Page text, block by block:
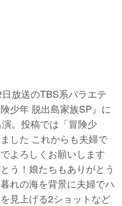
放送のTBS系バラエテ
少年 脱出島家族SP』に
。投稿では「冒険少
した これからも夫婦で
よろしくお願いします
う！娘たちもありがとう
れの海を背景に夫婦でハ
見上げる2ショットなど